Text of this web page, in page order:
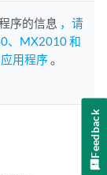
序的信息 ，请
、MX2010 和
用程序。
Feedback